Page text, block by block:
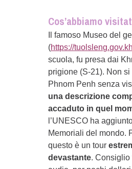
Cos’abbiamo
Il famoso Museo del
(https://
scuola, fu presa dai
prigione (S-21). Non
Phnom Penh senza
una descrizione
accaduto in quel
l’UNESCO ha
Memoriali del mondo.
questo è un tour
devastante. Consiglio